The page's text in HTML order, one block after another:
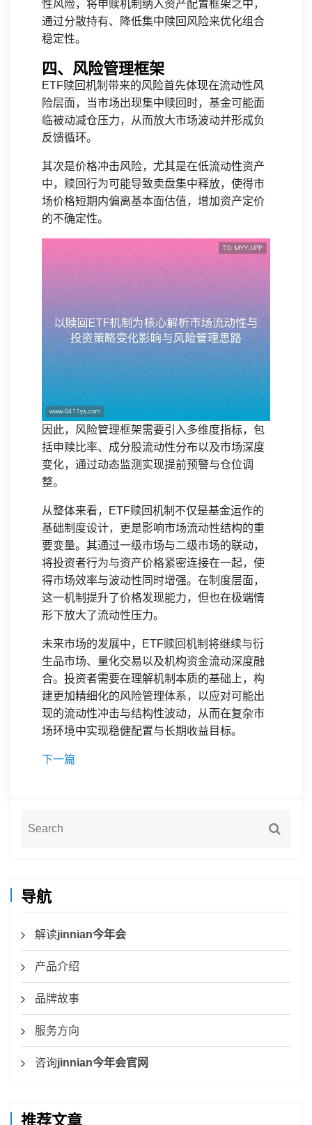
性风险，将申赎机制纳入资产配置框架之中，
通过分散持有、降低集中赎回风险来优化组合
稳定性。
四、风险管理框架
ETF赎回机制带来的风险首先体现在流动性风
险层面，当市场出现集中赎回时，基金可能面
临被动减仓压力，从而放大市场波动并形成负
反馈循环。
其次是价格冲击风险，尤其是在低流动性资产
中，赎回行为可能导致卖盘集中释放，使得市
场价格短期内偏离基本面估值，增加资产定价
的不确定性。
因此，风险管理框架需要引入多维度指标，包
括申赎比率、成分股流动性分布以及市场深度
变化，通过动态监测实现提前预警与仓位调
整。
从整体来看，ETF赎回机制不仅是基金运作的
基础制度设计，更是影响市场流动性结构的重
要变量。其通过一级市场与二级市场的联动，
将投资者行为与资产价格紧密连接在一起，使
得市场效率与波动性同时增强。在制度层面，
这一机制提升了价格发现能力，但也在极端情
形下放大了流动性压力。
未来市场的发展中，ETF赎回机制将继续与衍
生品市场、量化交易以及机构资金流动深度融
合。投资者需要在理解机制本质的基础上，构
建更加精细化的风险管理体系，以应对可能出
现的流动性冲击与结构性波动，从而在复杂市
场环境中实现稳健配置与长期收益目标。
下一篇
导航
解读jinnian今年会
产品介绍
品牌故事
服务方向
咨询jinnian今年会官网
推荐文章